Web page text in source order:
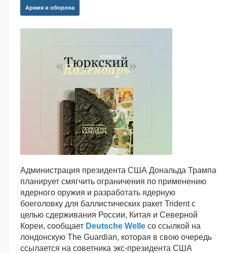
Армия и оборона
Администрация президента США Дональда Трампа
планирует смягчить ограничения по применению
ядерного оружия и разработать ядерную
боеголовку для баллистических ракет Trident с
целью сдерживания России, Китая и Северной
Кореи, сообщает Deutsche Welle со ссылкой на
лондонскую The Guardian, которая в свою очередь
ссылается на советника экс-президента США